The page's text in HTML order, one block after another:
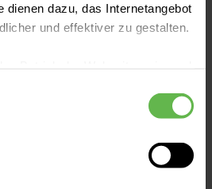
dienen dazu, das Internetangebot
und effektiver zu gestalten.
Seite mit nur den notwendigen
individuelle Auswahl